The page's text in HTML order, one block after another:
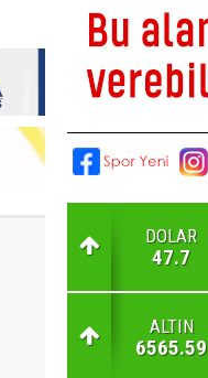
DOLAR
47.7
ALTIN
6565.59